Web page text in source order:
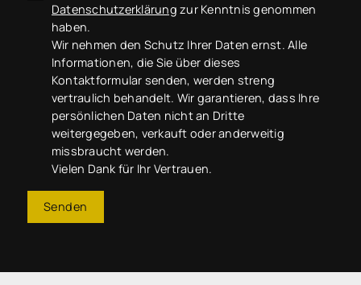
Datenschutzerklärung zur Kenntnis genommen
haben.
Wir nehmen den Schutz Ihrer Daten ernst. Alle
Informationen, die Sie über dieses
Kontaktformular senden, werden streng
vertraulich behandelt. Wir garantieren, dass Ihre
persönlichen Daten nicht an Dritte
weitergegeben, verkauft oder anderweitig
missbraucht werden.
Vielen Dank für Ihr Vertrauen.
Senden